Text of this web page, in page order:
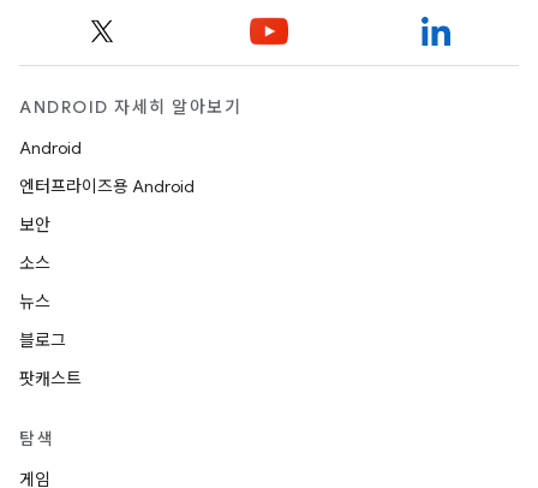
ANDROID 자세히 알아보기
Android
엔터프라이즈용 Android
보안
소스
뉴스
블로그
팟캐스트
탐색
게임